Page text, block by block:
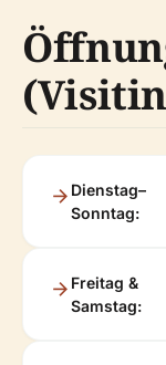
Dienstag–
Sonntag:
Freitag &
Samstag: